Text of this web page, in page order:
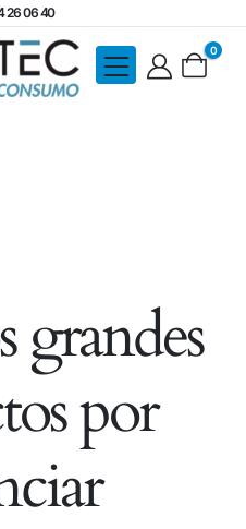
26 06 40
0
grandes
por